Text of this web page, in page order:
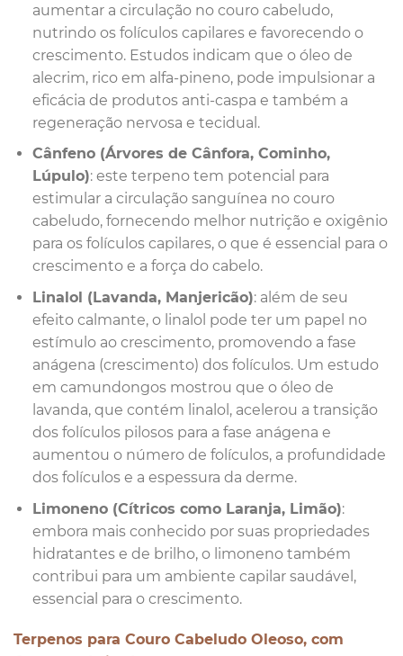
aumentar a circulação no couro cabeludo,
nutrindo os folículos capilares e favorecendo o
crescimento. Estudos indicam que o óleo de
alecrim, rico em alfa-pineno, pode impulsionar a
eficácia de produtos anti-caspa e também a
regeneração nervosa e tecidual.
Cânfeno (Árvores de Cânfora, Cominho,
Lúpulo): este terpeno tem potencial para
estimular a circulação sanguínea no couro
cabeludo, fornecendo melhor nutrição e oxigênio
para os folículos capilares, o que é essencial para o
crescimento e a força do cabelo.
Linalol (Lavanda, Manjericão): além de seu
efeito calmante, o linalol pode ter um papel no
estímulo ao crescimento, promovendo a fase
anágena (crescimento) dos folículos. Um estudo
em camundongos mostrou que o óleo de
lavanda, que contém linalol, acelerou a transição
dos folículos pilosos para a fase anágena e
aumentou o número de folículos, a profundidade
dos folículos e a espessura da derme.
Limoneno (Cítricos como Laranja, Limão):
embora mais conhecido por suas propriedades
hidratantes e de brilho, o limoneno também
contribui para um ambiente capilar saudável,
essencial para o crescimento.
Terpenos para Couro Cabeludo Oleoso, com